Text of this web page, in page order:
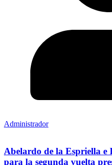
Administrador
Abelardo de la Espriella e
para la segunda vuelta